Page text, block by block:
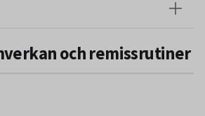
och remissrutiner